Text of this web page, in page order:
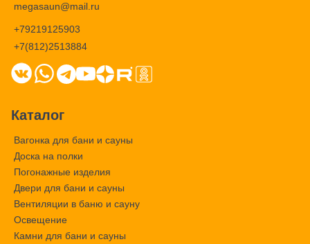
megasaun@mail.ru
+79219125903
+7(812)2513884
Каталог
Вагонка для бани и сауны
Доска на полки
Погонажные изделия
Двери для бани и сауны
Вентиляции в баню и сауну
Освещение
Камни для бани и сауны